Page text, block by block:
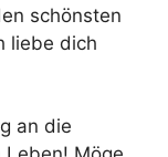
schönsten
liebe dich
an die